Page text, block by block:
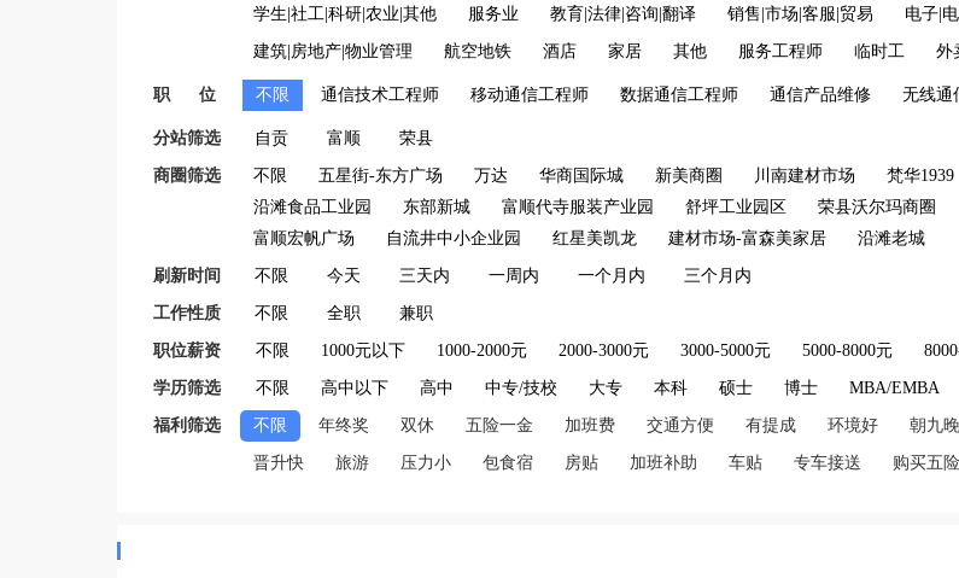
学生|社工|科研|农业|其他 服务业 教育|法律|咨询|翻译 销售|市场|客服|贸易 电子|
建筑|房地产|物业管理 航空地铁 酒店 家居 其他 服务工程师 临时工 外
职 位 不限 通信技术工程师 移动通信工程师 数据通信工程师 通信产品维修 无线通
分站筛选 自贡 富顺 荣县
商圈筛选 不限 五星街-东方广场 万达 华商国际城 新美商圈 川南建材市场 梵华1939
沿滩食品工业园
东部新城 富顺代寺服装产业园 舒坪工业园区 荣县沃尔玛商圈
富顺宏帆广场
自流井中小企业园 红星美凯龙 建材市场-富森美家居 沿滩老城
刷新时间 不限 今天 三天内 一周内 一个月内 三个月内
工作性质 不限 全职 兼职
职位薪资 不限 1000元以下 1000-2000元 2000-3000元 3000-5000元 5000-8000元
学历筛选 不限 高中以下 高中 中专/技校 大专 本科 硕士 博士 MBA/EMBA
福利筛选 不限 年终奖 双休 五险一金 加班费 交通方便 有提成 环境好 朝九
晋升快 旅游 压力小 包食宿 房贴 加班补助 车贴 专车接送 购买五险